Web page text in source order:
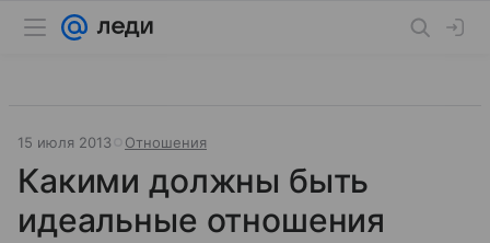
15 июля 2013 Отношения
Какими должны быть
идеальные отношения